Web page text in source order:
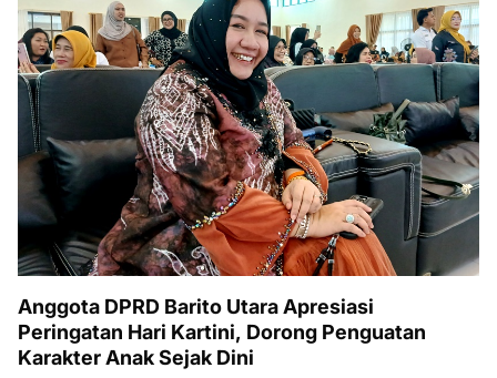
Anggota DPRD Barito Utara Apresiasi
Peringatan Hari Kartini, Dorong Penguatan
Karakter Anak Sejak Dini